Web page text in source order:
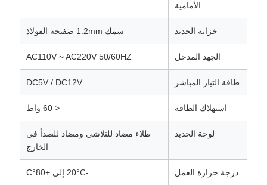
الأمامية
خزانة الحديد سمك 1.2mm صفيحة الفولاذ
الجهد المدخل AC110V ~ AC220V 50/60HZ
طاقة التيار المباشر DC5V / DC12V
استهلاك الطاقة < 60 واط
لوحة الحديد
طلاء مضاد للتلاشي ومضاد للصدأ في
الخارج
درجة حرارة العمل -20°C إلى +80°C